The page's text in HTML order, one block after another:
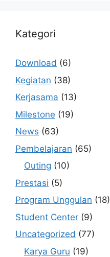
Kategori
Download (6)
Kegiatan (38)
Kerjasama (13)
Milestone (19)
News (63)
Pembelajaran (65)
Outing (10)
Prestasi (5)
Program Unggulan (18)
Student Center (9)
Uncategorized (77)
Karya Guru (19)